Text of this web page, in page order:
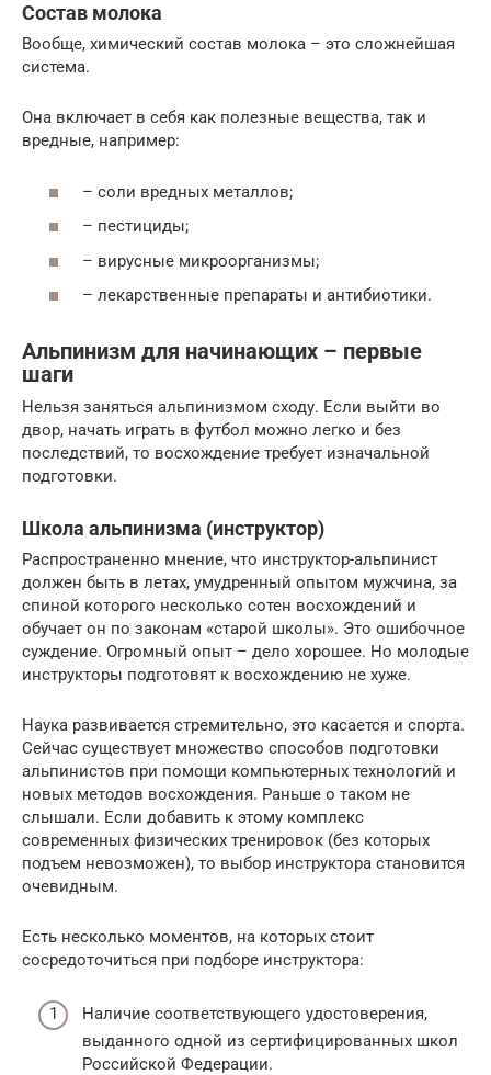
Состав молока
Вообще, химический состав молока – это сложнейшая
система.
Она включает в себя как полезные вещества, так и
вредные, например:
– соли вредных металлов;
– пестициды;
– вирусные микроорганизмы;
– лекарственные препараты и антибиотики.
Альпинизм для начинающих – первые
шаги
Нельзя заняться альпинизмом сходу. Если выйти во
двор, начать играть в футбол можно легко и без
последствий, то восхождение требует изначальной
подготовки.
Школа альпинизма (инструктор)
Распространенно мнение, что инструктор-альпинист
должен быть в летах, умудренный опытом мужчина, за
спиной которого несколько сотен восхождений и
обучает он по законам «старой школы». Это ошибочное
суждение. Огромный опыт – дело хорошее. Но молодые
инструкторы подготовят к восхождению не хуже.
Наука развивается стремительно, это касается и спорта.
Сейчас существует множество способов подготовки
альпинистов при помощи компьютерных технологий и
новых методов восхождения. Раньше о таком не
слышали. Если добавить к этому комплекс
современных физических тренировок (без которых
подъем невозможен), то выбор инструктора становится
очевидным.
Есть несколько моментов, на которых стоит
сосредоточиться при подборе инструктора:
Наличие соответствующего удостоверения,
выданного одной из сертифицированных школ
Российской Федерации.